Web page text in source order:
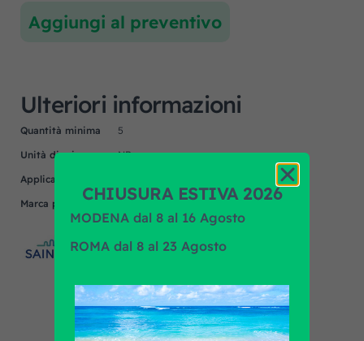
Aggiungi al preventivo
Ulteriori informazioni
Quantità minima
5
Unità di misura
NR
Applicazione
Marca prodotto
SAINT GOBAIN
CHIUSURA ESTIVA 2026
MODENA dal 8 al 16 Agosto
ROMA dal 8 al 23 Agosto